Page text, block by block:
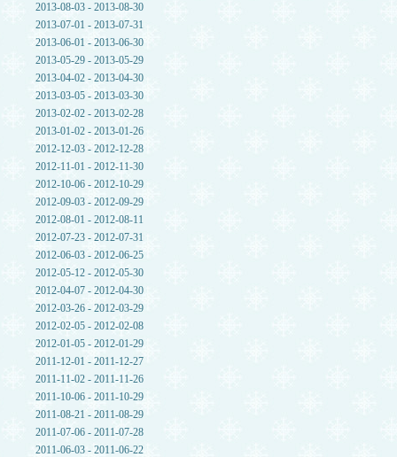
2013-08-03 - 2013-08-30
2013-07-01 - 2013-07-31
2013-06-01 - 2013-06-30
2013-05-29 - 2013-05-29
2013-04-02 - 2013-04-30
2013-03-05 - 2013-03-30
2013-02-02 - 2013-02-28
2013-01-02 - 2013-01-26
2012-12-03 - 2012-12-28
2012-11-01 - 2012-11-30
2012-10-06 - 2012-10-29
2012-09-03 - 2012-09-29
2012-08-01 - 2012-08-11
2012-07-23 - 2012-07-31
2012-06-03 - 2012-06-25
2012-05-12 - 2012-05-30
2012-04-07 - 2012-04-30
2012-03-26 - 2012-03-29
2012-02-05 - 2012-02-08
2012-01-05 - 2012-01-29
2011-12-01 - 2011-12-27
2011-11-02 - 2011-11-26
2011-10-06 - 2011-10-29
2011-08-21 - 2011-08-29
2011-07-06 - 2011-07-28
2011-06-03 - 2011-06-22